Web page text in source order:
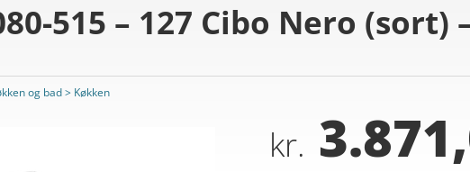
515 – 127 Cibo Nero (sort)
og bad > Køkken
kr.